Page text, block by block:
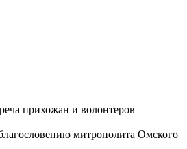
прихожан и волонтеров
митрополита Омского